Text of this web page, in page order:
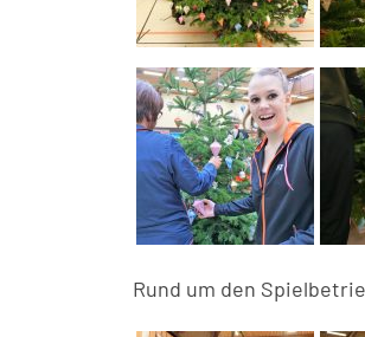
Rund um den